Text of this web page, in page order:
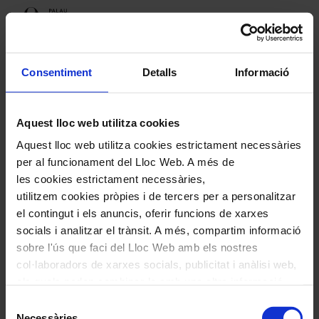
Consentiment Detalls Informació
Aquest lloc web utilitza cookies
Aquest lloc web utilitza cookies estrictament necessàries
per al funcionament del Lloc Web. A més de
les cookies estrictament necessàries,
utilitzem cookies pròpies i de tercers per a personalitzar
el contingut i els anuncis, oferir funcions de xarxes
socials i analitzar el trànsit. A més, compartim informació
sobre l'ús que faci del Lloc Web amb els nostres
col·laboradors de xarxes socials, publicitat i anàlisi web,
de l'ús que hagi fet dels seus serveis. En el quadre
Erreur
Il y a eu une erreur sur la page web, elle a été
signalée afin qu'elle puisse être corrigée au plus
vite.
Si vous remplissez un formulaire vous pouvez
revenir en arrière pour récupérer les champs que
vous essayiez de soumettre.